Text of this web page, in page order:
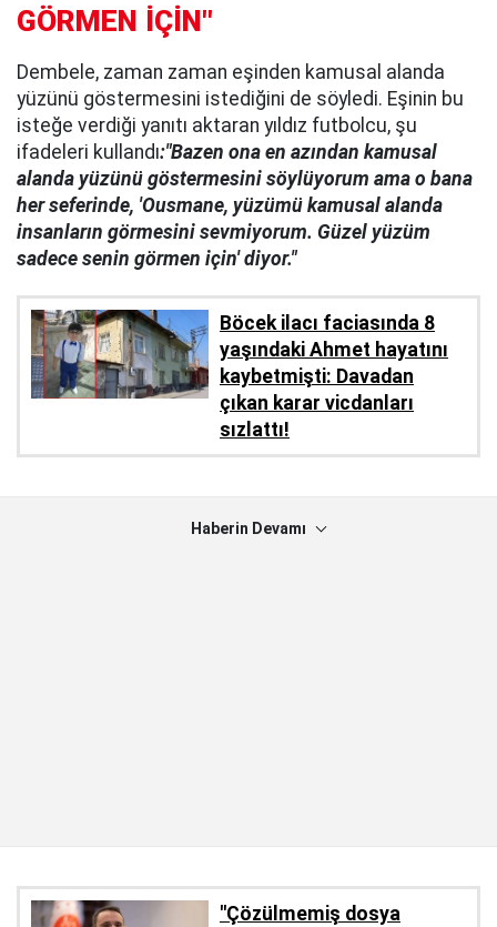
GÖRMEN İÇİN"
Dembele, zaman zaman eşinden kamusal alanda
yüzünü göstermesini istediğini de söyledi. Eşinin bu
isteğe verdiği yanıtı aktaran yıldız futbolcu, şu
ifadeleri kullandı:"Bazen ona en azından kamusal
alanda yüzünü göstermesini söylüyorum ama o bana
her seferinde, 'Ousmane, yüzümü kamusal alanda
insanların görmesini sevmiyorum. Güzel yüzüm
sadece senin görmen için' diyor."
Böcek ilacı faciasında 8
yaşındaki Ahmet hayatını
kaybetmişti: Davadan
çıkan karar vicdanları
sızlattı!
Haberin Devamı
''Çözülmemiş dosya